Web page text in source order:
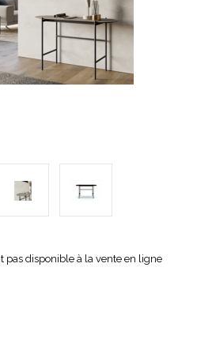
pas disponible à la vente en ligne